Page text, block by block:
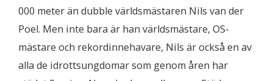
000 meter än dubble världsmästaren Nils van der
Poel. Men inte bara är han världsmästare, OS-
mästare och rekordinnehavare, Nils är också en av
alla de idrottsungdomar som genom åren har